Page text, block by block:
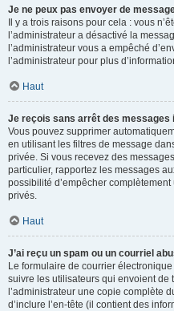
Je ne peux pas envoyer de
Il y a trois raisons pour cela : vous
l’administrateur a désactivé la
l’administrateur vous a empêché
l’administrateur pour plus
Haut
Je reçois sans arrêt des messages
Vous pouvez supprimer
en utilisant les filtres de message
privée. Si vous recevez des
particulier, rapportez les messages
possibilité d’empêcher
privés.
Haut
J’ai reçu un spam ou un courriel
Le formulaire de courrier
suivre les utilisateurs qui envoient de
l’administrateur une copie complète
d’inclure l’en-tête (il contient des